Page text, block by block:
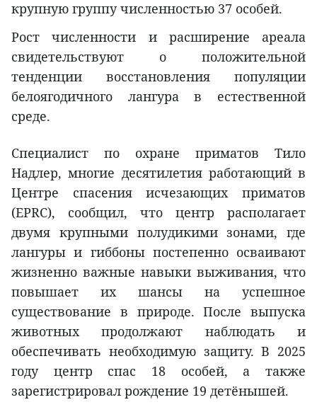
крупную группу численностью 37 особей.
Рост численности и расширение ареала
свидетельствуют о положительной
тенденции восстановления популяции
белоягодичного лангура в естественной
среде.
Специалист по охране приматов Тило
Надлер, многие десятилетия работающий в
Центре спасения исчезающих приматов
(EPRC), сообщил, что центр располагает
двумя крупными полудикими зонами, где
лангуры и гиббоны постепенно осваивают
жизненно важные навыки выживания, что
повышает их шансы на успешное
существование в природе. После выпуска
животных продолжают наблюдать и
обеспечивать необходимую защиту. В 2025
году центр спас 18 особей, а также
зарегистрировал рождение 19 детёнышей.